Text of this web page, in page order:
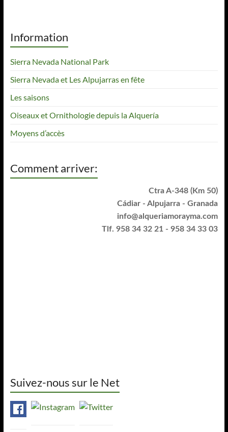
Information
Sierra Nevada National Park
Sierra Nevada et Les Alpujarras en fête
Les saisons
Oiseaux et Ornithologie depuis la Alquería
Moyens d’accès
Comment arriver:
Ctra A-348 (Km 50)
Cádiar - Alpujarra - Granada
info@alqueriamorayma.com
Tlf. 958 34 32 21 - 958 34 33 03
Suivez-nous sur le Net